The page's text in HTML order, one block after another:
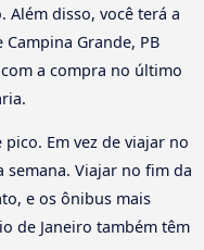
Além disso, você terá a
Grande, PB
a compra no último
Em vez de viajar no
Viajar no fim da
e os ônibus mais
de Janeiro também têm